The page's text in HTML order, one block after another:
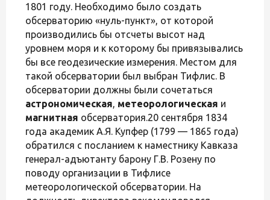
1801 году. Необходимо было создать
обсерваторию «нуль-пункт», от которой
производились бы отсчеты высот над
уровнем моря и к которому бы привязывались
бы все геодезические измерения. Местом для
такой обсерватории был выбран Тифлис. В
обсерватории должны были сочетаться
астрономическая, метеорологическая и
магнитная обсерватория.20 сентября 1834
года академик А.Я. Купфер (1799 — 1865 года)
обратился с посланием к наместнику Кавказа
генерал-адъютанту барону Г.В. Розену по
поводу организации в Тифлисе
метеорологической обсерватории. На